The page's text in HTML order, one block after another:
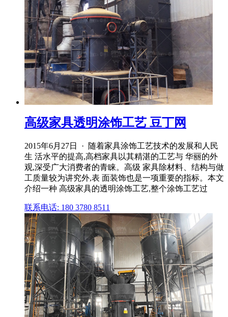
高级家具透明涂饰工艺 豆丁网
2015年6月27日 · 随着家具涂饰工艺技术的发展和人民
生 活水平的提高,高档家具以其精湛的工艺与 华丽的外
观,深受广大消费者的青睐。高级 家具除材料、结构与做
工质量较为讲究外,表 面装饰也是一项重要的指标。本文
介绍一种 高级家具的透明涂饰工艺,整个涂饰工艺过
联系电话: 180 3780 8511